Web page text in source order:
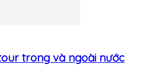
trong và ngoài nước